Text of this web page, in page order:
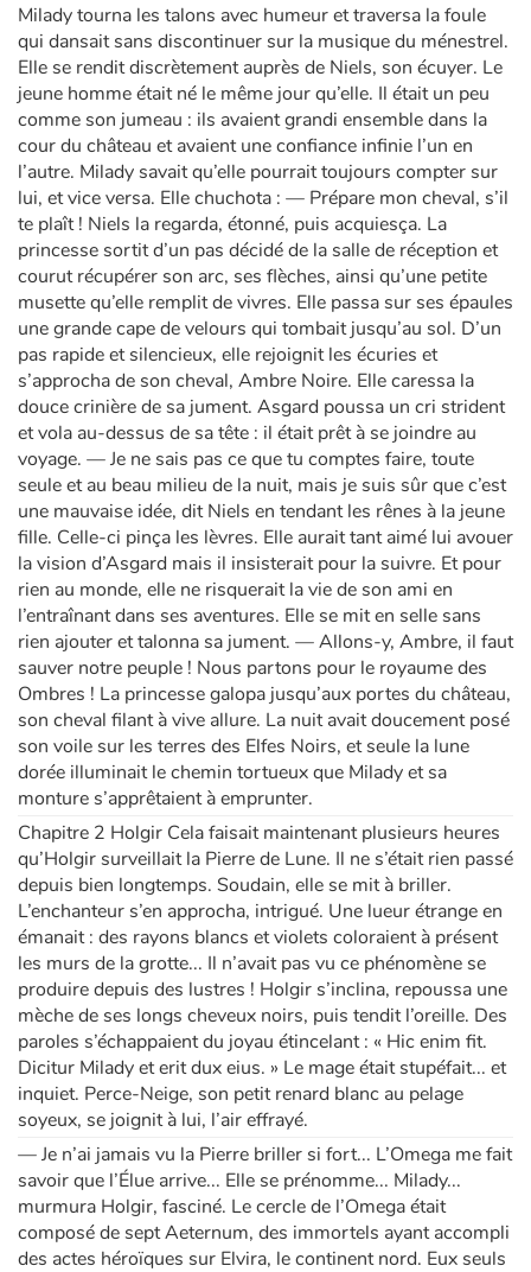
Milady tourna les talons avec humeur et traversa la foule
qui dansait sans discontinuer sur la musique du ménestrel.
Elle se rendit discrètement auprès de Niels, son écuyer. Le
jeune homme était né le même jour qu’elle. Il était un peu
comme son jumeau : ils avaient grandi ensemble dans la
cour du château et avaient une confiance infinie l’un en
l’autre. Milady savait qu’elle pourrait toujours compter sur
lui, et vice versa. Elle chuchota : — Prépare mon cheval, s’il
te plaît ! Niels la regarda, étonné, puis acquiesça. La
princesse sortit d’un pas décidé de la salle de réception et
courut récupérer son arc, ses flèches, ainsi qu’une petite
musette qu’elle remplit de vivres. Elle passa sur ses épaules
une grande cape de velours qui tombait jusqu’au sol. D’un
pas rapide et silencieux, elle rejoignit les écuries et
s’approcha de son cheval, Ambre Noire. Elle caressa la
douce crinière de sa jument. Asgard poussa un cri strident
et vola au-dessus de sa tête : il était prêt à se joindre au
voyage. — Je ne sais pas ce que tu comptes faire, toute
seule et au beau milieu de la nuit, mais je suis sûr que c’est
une mauvaise idée, dit Niels en tendant les rênes à la jeune
fille. Celle-ci pinça les lèvres. Elle aurait tant aimé lui avouer
la vision d’Asgard mais il insisterait pour la suivre. Et pour
rien au monde, elle ne risquerait la vie de son ami en
l’entraînant dans ses aventures. Elle se mit en selle sans
rien ajouter et talonna sa jument. — Allons-y, Ambre, il faut
sauver notre peuple ! Nous partons pour le royaume des
Ombres ! La princesse galopa jusqu’aux portes du château,
son cheval filant à vive allure. La nuit avait doucement posé
son voile sur les terres des Elfes Noirs, et seule la lune
dorée illuminait le chemin tortueux que Milady et sa
monture s’apprêtaient à emprunter.
Chapitre 2 Holgir Cela faisait maintenant plusieurs heures
qu’Holgir surveillait la Pierre de Lune. Il ne s’était rien passé
depuis bien longtemps. Soudain, elle se mit à briller.
L’enchanteur s’en approcha, intrigué. Une lueur étrange en
émanait : des rayons blancs et violets coloraient à présent
les murs de la grotte... Il n’avait pas vu ce phénomène se
produire depuis des lustres ! Holgir s’inclina, repoussa une
mèche de ses longs cheveux noirs, puis tendit l’oreille. Des
paroles s’échappaient du joyau étincelant : « Hic enim fit.
Dicitur Milady et erit dux eius. » Le mage était stupéfait... et
inquiet. Perce-Neige, son petit renard blanc au pelage
soyeux, se joignit à lui, l’air effrayé.
— Je n’ai jamais vu la Pierre briller si fort... L’Omega me fait
savoir que l’Élue arrive... Elle se prénomme... Milady...
murmura Holgir, fasciné. Le cercle de l’Omega était
composé de sept Aeternum, des immortels ayant accompli
des actes héroïques sur Elvira, le continent nord. Eux seuls